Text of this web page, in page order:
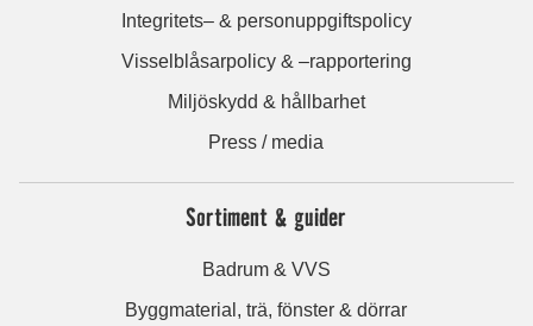
Integritets– & personuppgiftspolicy
Visselblåsarpolicy & –rapportering
Miljöskydd & hållbarhet
Press / media
Sortiment & guider
Badrum & VVS
Byggmaterial, trä, fönster & dörrar